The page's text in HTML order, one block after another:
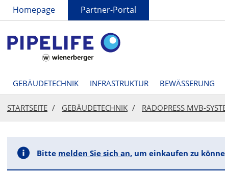
text.skipToContent
text.skipToNavigation
Homepage Partner-Portal
GEBÄUDETECHNIK INFRASTRUKTUR BEWÄSSERUNG
STARTSEITE GEBÄUDETECHNIK RADOPRESS MVB-
Bitte melden Sie sich an, um einkaufen zu